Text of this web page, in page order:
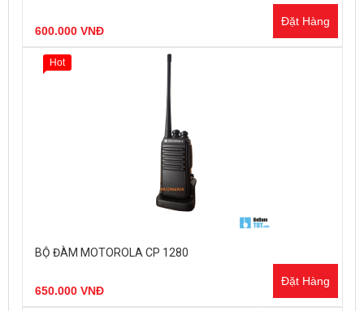
600.000 VNĐ
Đặt Hàng
BỘ ĐÀM MOTOROLA CP 1280
650.000 VNĐ
Đặt Hàng
Hot